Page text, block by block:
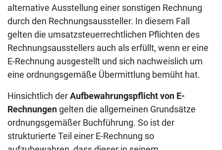
alternative Ausstellung einer sonstigen Rechnung
durch den Rechnungsaussteller. In diesem Fall
gelten die umsatzsteuerrechtlichen Pflichten des
Rechnungsausstellers auch als erfüllt, wenn er eine
E-Rechnung ausgestellt und sich nachweislich um
eine ordnungsgemäße Übermittlung bemüht hat.
Hinsichtlich derAufbewahrungspflicht von E-
Rechnungengelten die allgemeinen Grundsätze
ordnungsgemäßer Buchführung. So ist der
strukturierte Teil einer E-Rechnung so